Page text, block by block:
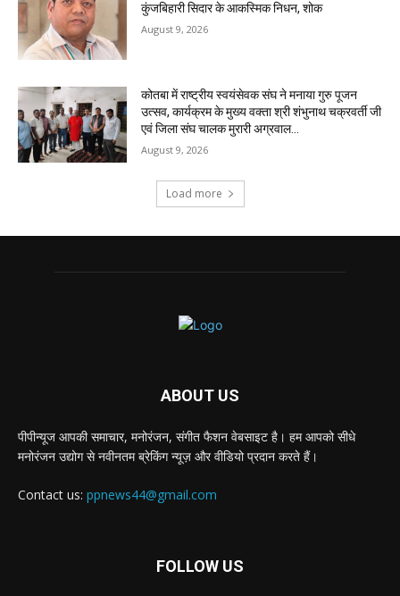
कुंजबिहारी सिदार के आकस्मिक निधन, शोक
August 9, 2026
कोतबा में राष्ट्रीय स्वयंसेवक संघ ने मनाया गुरु पूजन
उत्सव, कार्यक्रम के मुख्य वक्ता श्री शंभुनाथ चक्रवर्ती जी
एवं जिला संघ चालक मुरारी अग्रवाल...
August 9, 2026
Load more
ABOUT US
पीपीन्यूज आपकी समाचार, मनोरंजन, संगीत फैशन वेबसाइट है। हम आपको सीधे
मनोरंजन उद्योग से नवीनतम ब्रेकिंग न्यूज़ और वीडियो प्रदान करते हैं।
Contact us: ppnews44@gmail.com
FOLLOW US